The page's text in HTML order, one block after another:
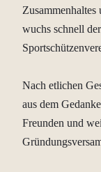
Zusammenhaltes
wuchs schnell
Nach etlichen
aus dem
Freunden und